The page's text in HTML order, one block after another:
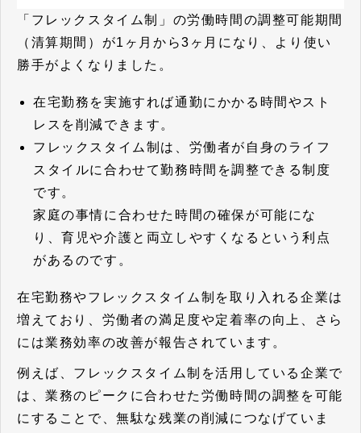
「フレックスタイム制」の労働時間の調整可能期間
（清算期間）が1ヶ月から3ヶ月になり、より使い
勝手がよくなりました。
在宅勤務を実施すれば通勤にかかる時間やスト
レスを削減できます。
フレックスタイム制は、労働者が自身のライフ
スタイルに合わせて勤務時間を調整できる制度
です。
家庭の事情に合わせた時間の確保が可能にな
り、育児や介護と両立しやすくなるという利点
があるのです。
在宅勤務やフレックスタイム制を取り入れる企業は
増えており、労働者の満足度や定着率の向上、さら
には業務効率の改善が報告されています。
例えば、フレックスタイム制を活用している企業で
は、業務のピークに合わせた労働時間の調整を可能
にすることで、無駄な残業の削減につなげていま